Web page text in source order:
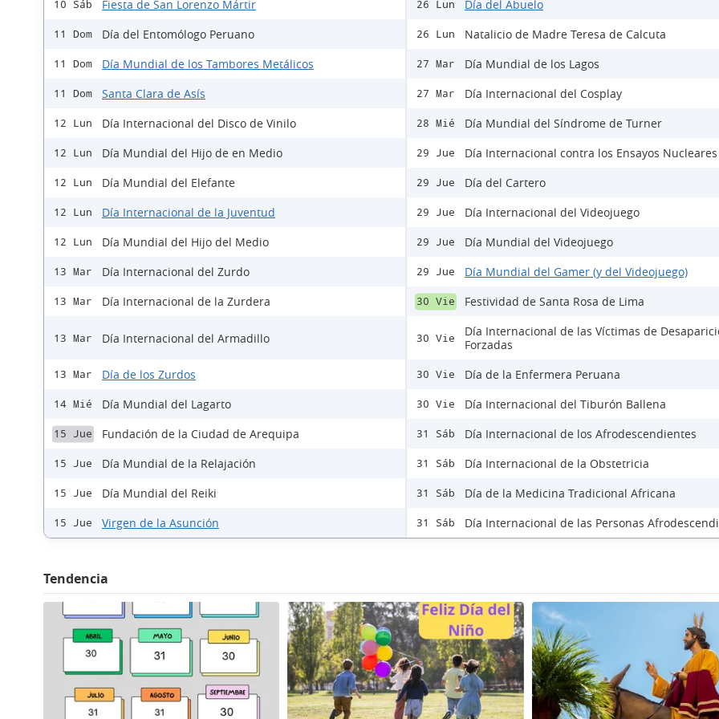
10 Sáb Fiesta de San Lorenzo Mártir
11 Dom Día del Entomólogo Peruano
11 Dom Día Mundial de los Tambores Metálicos
11 Dom Santa Clara de Asís
12 Lun Día Internacional del Disco de Vinilo
12 Lun Día Mundial del Hijo de en Medio
12 Lun Día Mundial del Elefante
12 Lun Día Internacional de la Juventud
12 Lun Día Mundial del Hijo del Medio
13 Mar Día Internacional del Zurdo
13 Mar Día Internacional de la Zurdera
13 Mar Día Internacional del Armadillo
13 Mar Día de los Zurdos
14 Mié Día Mundial del Lagarto
15 Jue Fundación de la Ciudad de Arequipa
15 Jue Día Mundial de la Relajación
15 Jue Día Mundial del Reiki
15 Jue Virgen de la Asunción
26 Lun Día del Abuelo
26 Lun Natalicio de Madre Teresa de Calcuta
27 Mar Día Mundial de los Lagos
27 Mar Día Internacional del Cosplay
28 Mié Día Mundial del Síndrome de Turner
29 Jue Día Internacional contra los Ensayos Nucleares
29 Jue Día del Cartero
29 Jue Día Internacional del Videojuego
29 Jue Día Mundial del Videojuego
29 Jue Día Mundial del Gamer (y del Videojuego)
30 Vie Festividad de Santa Rosa de Lima
30 Vie
Día Internacional de las Víctimas de
Forzadas
30 Vie Día de la Enfermera Peruana
30 Vie Día Internacional del Tiburón Ballena
31 Sáb Día Internacional de los Afrodescendientes
31 Sáb Día Internacional de la Obstetricia
31 Sáb Día de la Medicina Tradicional Africana
31 Sáb Día Internacional de las Personas
Tendencia